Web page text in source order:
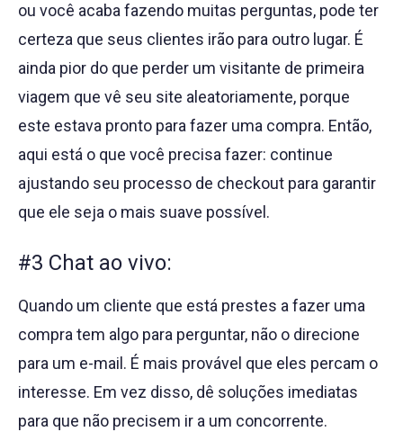
ou você acaba fazendo muitas perguntas, pode ter
certeza que seus clientes irão para outro lugar. É
ainda pior do que perder um visitante de primeira
viagem que vê seu site aleatoriamente, porque
este estava pronto para fazer uma compra. Então,
aqui está o que você precisa fazer: continue
ajustando seu processo de checkout para garantir
que ele seja o mais suave possível.
#3 Chat ao vivo:
Quando um cliente que está prestes a fazer uma
compra tem algo para perguntar, não o direcione
para um e-mail. É mais provável que eles percam o
interesse. Em vez disso, dê soluções imediatas
para que não precisem ir a um concorrente.